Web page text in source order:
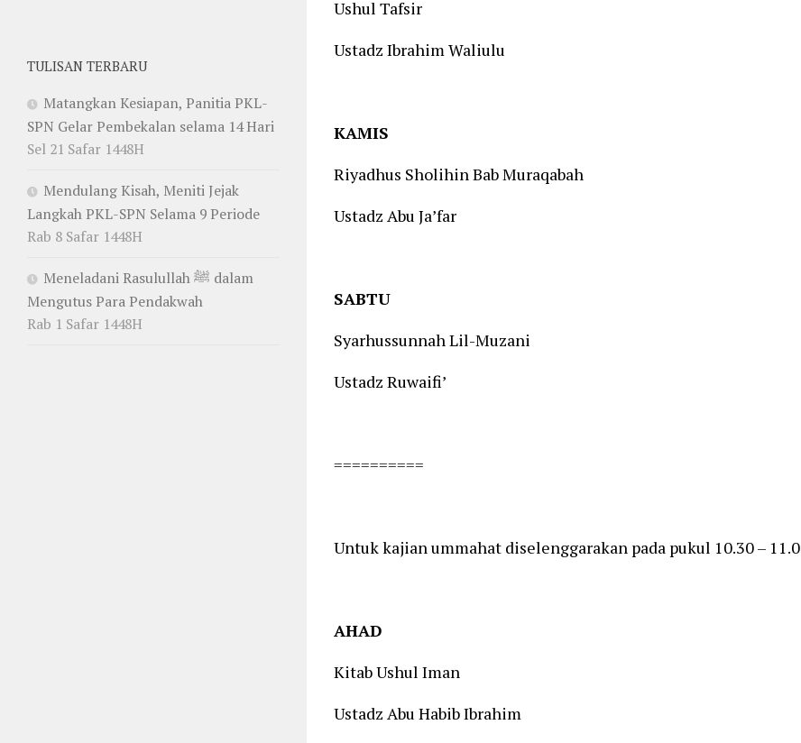
Ushul Tafsir
Ustadz Ibrahim Waliulu
KAMIS
Riyadhus Sholihin Bab Muraqabah
Ustadz Abu Ja’far
SABTU
Syarhussunnah Lil-Muzani
Ustadz Ruwaifi’
==========
Untuk kajian ummahat diselenggarakan pada pukul 10.30 –
AHAD
Kitab Ushul Iman
Ustadz Abu Habib Ibrahim
TULISAN TERBARU
Matangkan Kesiapan, Panitia PKL-
SPN Gelar Pembekalan selama 14 Hari
Sel 21 Safar 1448H
Mendulang Kisah, Meniti Jejak
Langkah PKL-SPN Selama 9 Periode
Rab 8 Safar 1448H
Meneladani Rasulullah ﷺ dalam
Mengutus Para Pendakwah
Rab 1 Safar 1448H